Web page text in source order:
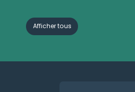
Afficher tous